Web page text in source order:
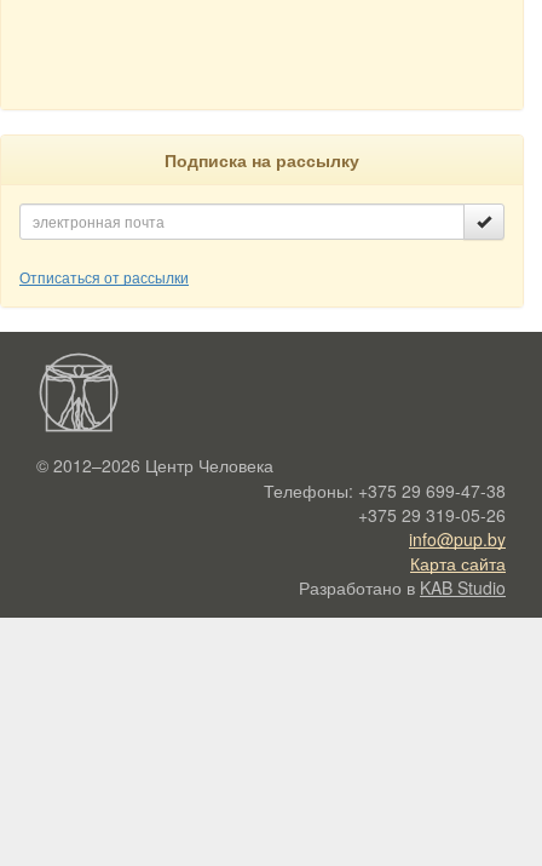
Подписка на рассылку
Отписаться от рассылки
© 2012–2026 Центр Человека
Телефоны: +375 29 699-47-38
+375 29 319-05-26
info@pup.by
Карта сайта
Разработано в KAB Studio